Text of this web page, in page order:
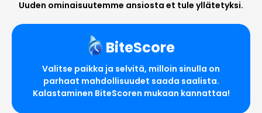
Uuden ominaisuutemme ansiosta et tule yllätetyksi.
BiteScore
Valitse paikka ja selvitä, milloin sinulla on
parhaat mahdollisuudet saada saalista.
Kalastaminen BiteScoren mukaan kannattaa!